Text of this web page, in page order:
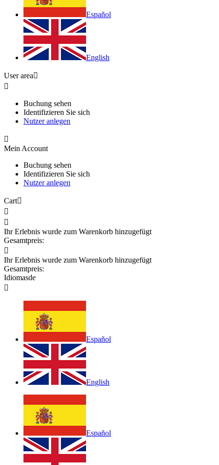
Español
English
User area

Buchung sehen
Identifizieren Sie sich
Nutzer anlegen

Mein Account
Buchung sehen
Identifizieren Sie sich
Nutzer anlegen
Cart


Ihr Erlebnis wurde zum Warenkorb hinzugefügt
Gesamtpreis:

Ihr Erlebnis wurde zum Warenkorb hinzugefügt
Gesamtpreis:
Idiomasde

Español
English
Español